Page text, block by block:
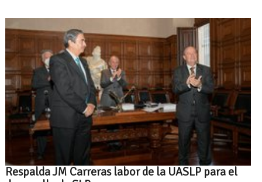
Respalda JM Carreras labor de la UASLP para el